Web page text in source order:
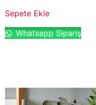
Sepete Ekle
Whatsapp Sipariş